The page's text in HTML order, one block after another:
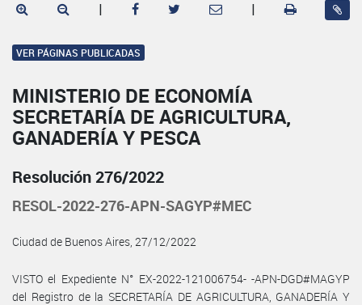
| |
VER PÁGINAS PUBLICADAS
MINISTERIO DE ECONOMÍA
SECRETARÍA DE AGRICULTURA,
GANADERÍA Y PESCA
Resolución 276/2022
RESOL-2022-276-APN-SAGYP#MEC
Ciudad de Buenos Aires, 27/12/2022
VISTO el Expediente N° EX-2022-121006754- -APN-DGD#MAGYP
del Registro de la SECRETARÍA DE AGRICULTURA, GANADERÍA Y